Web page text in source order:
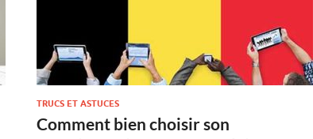
TRUCS ET ASTUCES
Comment bien choisir son